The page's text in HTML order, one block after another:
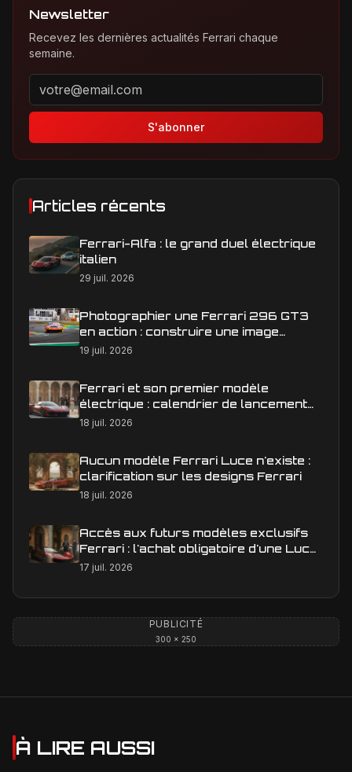
Newsletter
Recevez les dernières actualités Ferrari chaque
semaine.
Adresse email pour la newsletter
S'abonner
Articles récents
Ferrari-Alfa : le grand duel électrique
italien
29 juil. 2026
Photographier une Ferrari 296 GT3
en action : construire une image
éditoriale qui raconte la course
19 juil. 2026
Ferrari et son premier modèle
électrique : calendrier de lancement
en Europe
18 juil. 2026
Aucun modèle Ferrari Luce n'existe :
clarification sur les designs Ferrari
18 juil. 2026
Accès aux futurs modèles exclusifs
Ferrari : l'achat obligatoire d'une Luce
est-il une réalité ?
17 juil. 2026
PUBLICITÉ
300 × 250
À LIRE AUSSI